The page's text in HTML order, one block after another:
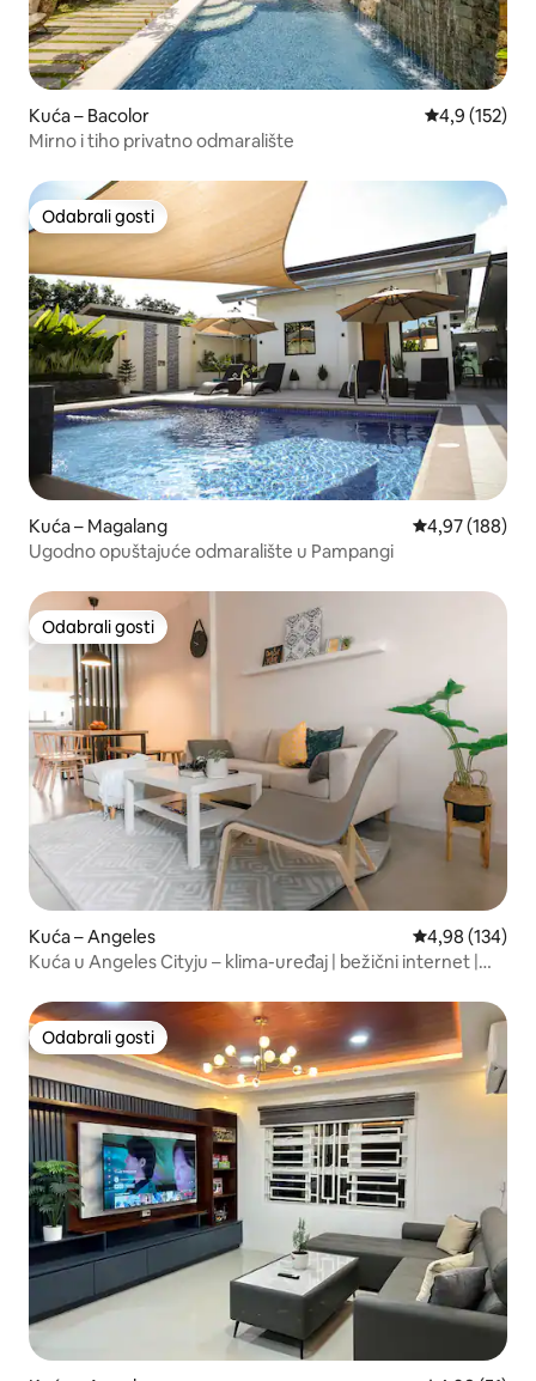
Kuća – Bacolor Prosječna
4,9 (152)
Mirno i tiho privatno odmaralište
Odabrali gosti
Odabrali gosti
Kuća – Magalang Prosječna
4,97 (188)
Ugodno opuštajuće odmaralište u Pampangi
Odabrali gosti
Odabrali gosti
Kuća – Angeles Prosječna
4,98 (134)
Kuća u Angeles Cityju – klima-uređaj | bežični internet |
Odabrali gosti
Odabrali gosti